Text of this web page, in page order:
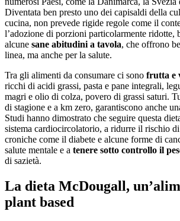
Diventata ben presto uno dei capisaldi della
cucina, non prevede rigide regole come il
l’adozione di porzioni particolarmente ridotte,
alcune sane abitudini a tavola, che offrono
linea, ma anche per la salute.
Tra gli alimenti da consumare ci sono frutta e
ricchi di acidi grassi, pasta e pane integrali,
magri e olio di colza, povero di grassi saturi.
di stagione e a km zero, garantiscono anche
Studi hanno dimostrato che seguire questa
sistema cardiocircolatorio, a ridurre il rischio
croniche come il diabete e alcune forme di
salute mentale e a tenere sotto controllo il
di sazietà.
La dieta McDougall,
plant based